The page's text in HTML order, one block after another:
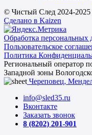
© Чистый След 2024-2025
Сделано в Kaizen
Обработка персональных
Пользовательское
Политика
Региональный оператор
Западной зоны
Череповец,
info@sled35.ru
Вконтакте
Заказать звонок
8 (8202) 201-901